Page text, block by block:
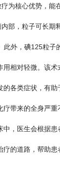
为核心优势，
部，粒子可长
此外，碘125粒
用相对轻微。该
各类症状，有助
带来的全身严
中，医生会根据
的道路，帮助